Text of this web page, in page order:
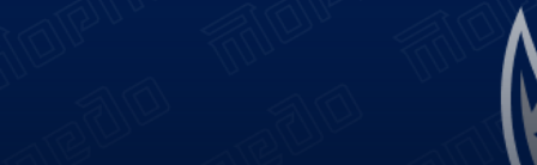
Фотобанк